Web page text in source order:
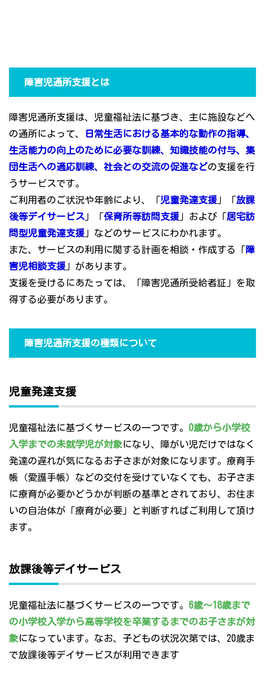
障害児通所支援とは
障害児通所支援は、児童福祉法に基づき、主に施設などへ
の通所によって、
日常生活における基本的な動作の指導、
生活能力の向上のために必要な訓練、知識技能の付与、集
団生活への適応訓練、社会との交流の促進などの支援を行
うサービスです。
ご利用者のご状況や年齢により、「児童発達支援 」「放課
後等デイサービス 」「保育所等訪問支援 」および「居宅訪
問型児童発達支援 」などのサービスにわかれます。
また、サービスの利用に関する計画を相談・作成する「障
害児相談支援 」があります。
支援を受けるにあたっては、「障害児通所受給者証」を取
得する必要があります。
障害児通所支援の種類について
児童発達支援
児童福祉法に基づくサービスの一つです。 0歳から小学校
入学までの未就学児が対象になり、障がい児だけではなく
発達の遅れが気になるお子さまが対象になります。療育手
帳（愛護手帳）などの交付を受けていなくても、お子さま
に療育が必要かどうかが判断の基準とされており、お住ま
いの自治体が「療育が必要」と判断すればご利用して頂け
ます。
放課後等デイサービス
児童福祉法に基づくサービスの一つです。 6歳～18歳まで
の小学校入学から高等学校を卒業するまでのお子さまが対
象になっています。なお、子どもの状況次第では、20歳ま
で放課後等デイサービスが利用できます